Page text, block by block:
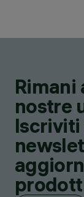
Rimani
nostre
Iscriviti